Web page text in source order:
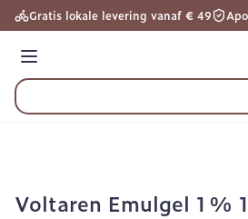
Ga naar de inhoud
Gratis lokale levering vanaf € 49
Menu
Product, merk, categorie...
Voltaren Emulgel 1 %